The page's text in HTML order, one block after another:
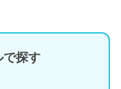
で探す